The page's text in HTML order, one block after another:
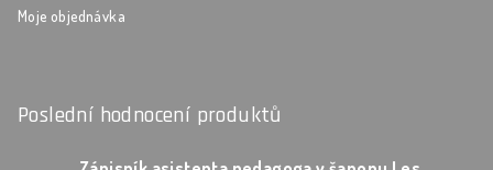
Moje objednávka
Poslední hodnocení produktů